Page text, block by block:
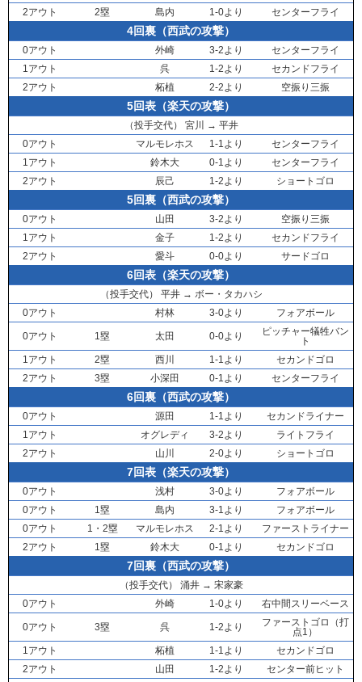
2アウト
2塁 島内 1-0より センターフライ
4回裏（西武の攻撃）
0アウト 外崎 3-2より
センターフライ
1アウト
呉 1-2より
セカンドフライ
2アウト
柘植 2-2より 空振り三振
5回表（楽天の攻撃）
（投手交代） 宮川 → 平井
0アウト
マルモレホス 1-1より
センターフライ
1アウト
鈴木大 0-1より
センターフライ
2アウト
辰己 1-2より ショートゴロ
5回裏（西武の攻撃）
0アウト 山田 3-2より
空振り三振
1アウト
金子 1-2より
セカンドフライ
2アウト
愛斗 0-0より サードゴロ
6回表（楽天の攻撃）
（投手交代） 平井→ ボー・タカハシ
0アウト
村林 3-0より フォアボール
0アウト 1塁 太田 0-0より
ピッチャー犠牲バン
ト
1アウト
2塁 西川 1-1より
セカンドゴロ
2アウト
3塁 小深田 0-1より センターフライ
6回裏（西武の攻撃）
0アウト 源田 1-1より
セカンドライナー
1アウト
オグレディ 3-2より
ライトフライ
2アウト
山川 2-0より ショートゴロ
7回表（楽天の攻撃）
0アウト 浅村 3-0より
フォアボール
0アウト
1塁 島内 3-1より
フォアボール
0アウト
1・2塁 マルモレホス 2-1より
ファーストライナー
2アウト
1塁 鈴木大 0-1より セカンドゴロ
7回裏（西武の攻撃）
（投手交代） 涌井→ 宋家豪
0アウト
外崎 1-0より 右中間スリーベース
0アウト 3塁 呉 1-2より
ファーストゴロ（打
点1）
1アウト
柘植 1-1より
セカンドゴロ
2アウト
山田 1-2より
センター前ヒット